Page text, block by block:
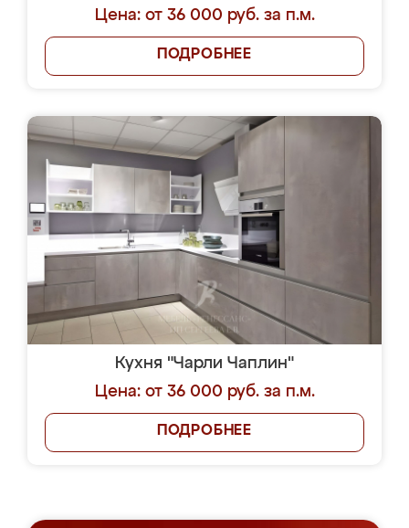
Цена: от 36 000 руб. за п.м.
ПОДРОБНЕЕ
Кухня "Чарли Чаплин"
Цена: от 36 000 руб. за п.м.
ПОДРОБНЕЕ